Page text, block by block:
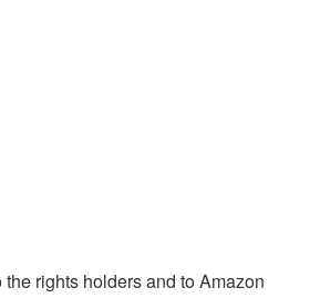
rights holders and to Amazon